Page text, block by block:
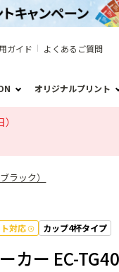
ガイド よくあるご質問
オリジナルプリント
ラック）
対応 カップ4杯タイプ
カー EC-